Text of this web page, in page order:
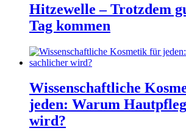
Hitzewelle – Trotzdem
Tag kommen
Wissenschaftliche
jeden: Warum
wird?